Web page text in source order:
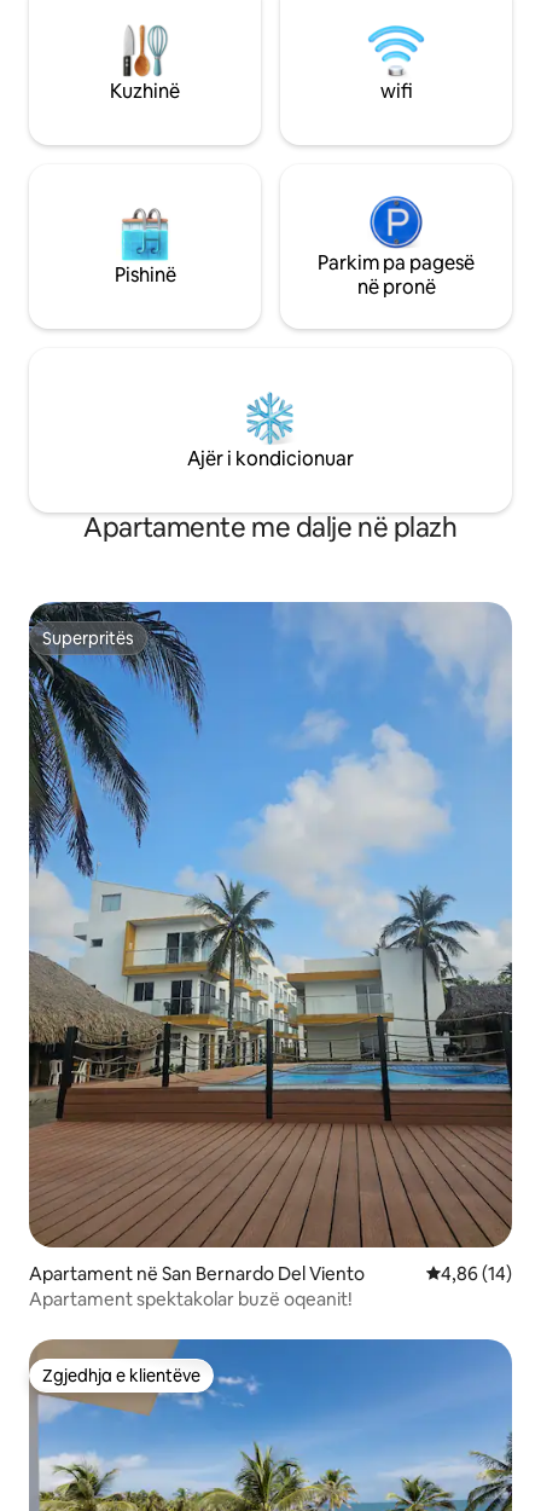
persona. Ndodhet në kompleksin më të
mirë privat natyror me siguri.
Përditësime me video në Instgram
laguito.monitos
Kuzhinë wifi
Pishinë
Parkim pa pagesë
në pronë
Ajër i kondicionuar
Apartamente me dalje në plazh
Superpritës
Superpritës
Apartament në San Bernardo Del Viento Vlerësimi
4,86 (14)
Apartament spektakolar buzë oqeanit!
Zgjedhja e klientëve
Zgjedhja e klientëve